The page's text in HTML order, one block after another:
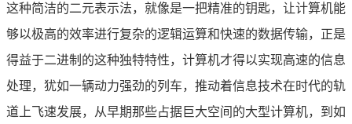
这种简洁的二元表示法，就像是一把精准的钥匙，让计算机能
够以极高的效率进行复杂的逻辑运算和快速的数据传输，正是
得益于二进制的这种独特特性，计算机才得以实现高速的信息
处理，犹如一辆动力强劲的列车，推动着信息技术在时代的轨
道上飞速发展，从早期那些占据巨大空间的大型计算机，到如